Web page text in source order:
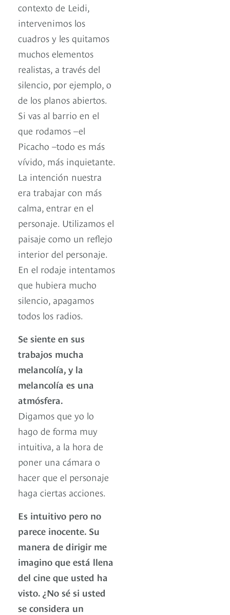
contexto de Leidi,
intervenimos los
cuadros y les quitamos
muchos elementos
realistas, a través del
silencio, por ejemplo, o
de los planos abiertos.
Si vas al barrio en el
que rodamos –el
Picacho –todo es más
vívido, más inquietante.
La intención nuestra
era trabajar con más
calma, entrar en el
personaje. Utilizamos el
paisaje como un reflejo
interior del personaje.
En el rodaje intentamos
que hubiera mucho
silencio, apagamos
todos los radios.
Se siente en sus
trabajos mucha
melancolía, y la
melancolía es una
atmósfera.
Digamos que yo lo
hago de forma muy
intuitiva, a la hora de
poner una cámara o
hacer que el personaje
haga ciertas acciones.
Es intuitivo pero no
parece inocente. Su
manera de dirigir me
imagino que está llena
del cine que usted ha
visto. ¿No sé si usted
se considera un